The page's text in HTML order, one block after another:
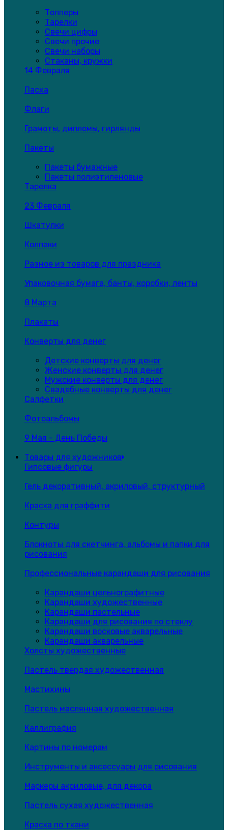
Топперы
Тарелки
Свечи цифры
Свечи прочие
Свечи наборы
Стаканы, кружки
14 Февраля
Пасха
Флаги
Грамоты, дипломы, гирлянды
Пакеты
Пакеты бумажные
Пакеты полиэтиленовые
Тарелка
23 Февраля
Шкатулки
Колпаки
Разное из товаров для праздника
Упаковочная бумага, банты, коробки, ленты
8 Марта
Плакаты
Конверты для денег
Детские конверты для денег
Женские конверты для денег
Мужские конверты для денег
Свадебные конверты для денег
Салфетки
Фотоальбомы
9 Мая - День Победы
Товары для художников
Гипсовые фигуры
Гель декоративный, акриловый, структурный
Краска для граффити
Контуры
Блокноты для скетчинга, альбомы и папки для
рисования
Профессиональные карандаши для рисования
Карандаши цельнографитные
Карандаши художественные
Карандаши пастельные
Карандаши для рисования по стеклу
Карандаши восковые акварельные
Карандаши акварельные
Холсты художественные
Пастель твердая художественная
Мастихины
Пастель маслянная художественная
Каллиграфия
Картины по номерам
Инструменты и аксессуары для рисования
Маркеры акриловые, для декора
Пастель сухая художественная
Краска по ткани